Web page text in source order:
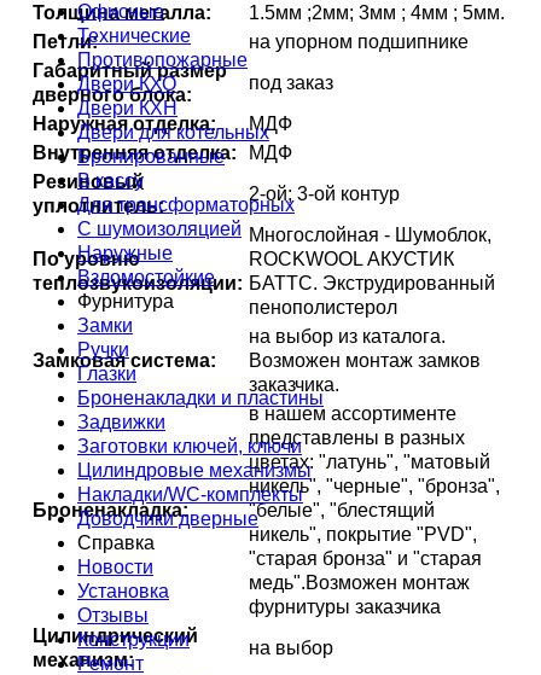
Офисные
Технические
Противопожарные
Двери КХО
Двери КХН
Двери для котельных
Бронированные
В кассу
Для трансформаторных
С шумоизоляцией
Наружные
Взломостойкие
Фурнитура
Замки
Ручки
Глазки
Броненакладки и пластины
Задвижки
Заготовки ключей, ключи
Цилиндровые механизмы
Накладки/WC-комплекты
Доводчики дверные
Справка
Новости
Установка
Отзывы
Конструкции
Ремонт
Толщина металла:
1.5мм ;2мм; 3мм ; 4мм ; 5мм.
Петли:
на упорном подшипнике
Габаритный размер
дверного блока:
под заказ
Наружная отделка:
МДФ
Внутренняя отделка:
МДФ
Резиновый
уплотнитель:
2-ой; 3-ой контур
По уровню
теплозвукоизоляции:
Многослойная - Шумоблок,
ROCKWOOL АКУСТИК
БАТТС. Экструдированный
пенополистерол
Замковая система:
на выбор из каталога.
Возможен монтаж замков
заказчика.
Броненакладка:
в нашем ассортименте
представлены в разных
цветах: "латунь", "матовый
никель", "черные", "бронза",
"белые", "блестящий
никель", покрытие "PVD",
"старая бронза" и "старая
медь".Возможен монтаж
фурнитуры заказчика
Цилиндрический
механизм:
на выбор